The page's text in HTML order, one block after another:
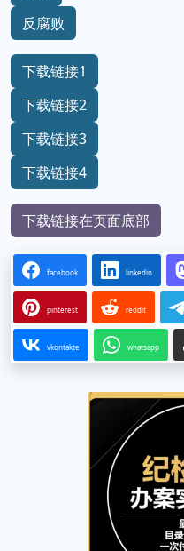
反腐败
下载链接1
下载链接2
下载链接3
下载链接4
下载链接在页面底部
facebook linkedin
pinterest reddit
vkontakte whatsapp